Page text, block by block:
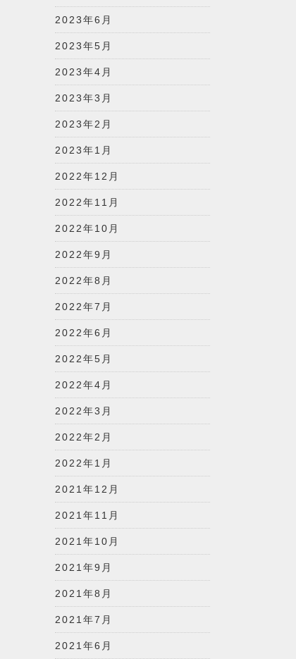
2023年6月
2023年5月
2023年4月
2023年3月
2023年2月
2023年1月
2022年12月
2022年11月
2022年10月
2022年9月
2022年8月
2022年7月
2022年6月
2022年5月
2022年4月
2022年3月
2022年2月
2022年1月
2021年12月
2021年11月
2021年10月
2021年9月
2021年8月
2021年7月
2021年6月